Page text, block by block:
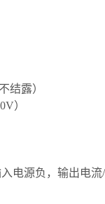
结露）
）
电源负，输出电流/